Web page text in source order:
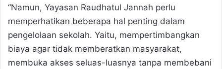
“Namun, Yayasan Raudhatul Jannah perlu
memperhatikan beberapa hal penting dalam
pengelolaan sekolah. Yaitu, mempertimbangkan
biaya agar tidak memberatkan masyarakat,
membuka akses seluas-luasnya tanpa membebani